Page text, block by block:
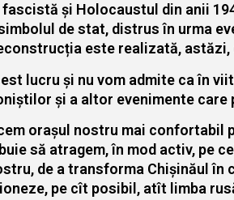
fascistă și Holocaustul din anii
de stat, distrus în urma
este realizată,
lucru și nu vom admite ca în
și a altor evenimente
orașul nostru mai
să atragem, în mod activ, pe
de a transforma Chișinăul în
pe cît posibil, atît limba